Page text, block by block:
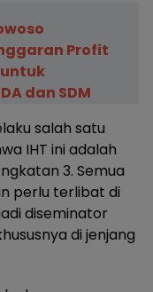
Profit
dan SDM
salah satu
IHT ini adalah
3. Semua
perlu terlibat di
diseminator
di jenjang